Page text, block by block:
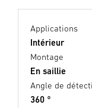
Applications
Intérieur
Montage
En saillie
Angle de
360 °